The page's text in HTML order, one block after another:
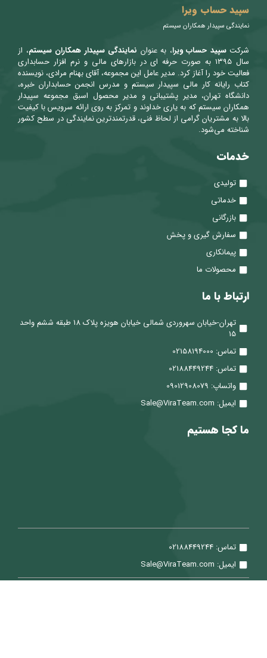
سپید حساب ویرا
نمایندگی سپیدار همکاران سیستم
شرکتسپید حساب ویرا، به عنوان نمایندگی سپیدار همکاران سیستم، از
سال ۱۳۹۵ به صورت حرفه ای در بازارهای مالی و نرم افزار حسابداری
فعالیت خود را آغاز کرد. مدیر عامل این مجموعه، آقای بهنام مرادی، نویسنده
کتاب رایانه کار مالی سپیدار سیستم و مدرس انجمن حسابداران خبره،
دانشگاه تهران، مدیر پشتیبانی و مدیر محصول اسبق مجموعه سپیدار
همکاران سیستم که به یاری خداوند و تمرکز به روی ارائه سرویس با کیفیت
بالا به مشتریان گرامی از لحاظ فنی، قدرتمندترین نمایندگی در سطح کشور
شناخته می‌شود.
خدمات
تولیدی
خدماتی
بازرگانی
سفارش گیری و پخش
پیمانکاری
محصولات ما
ارتباط با ما
تهران-خیابان سهروردی شمالی خیابان هویزه پلاک 18 طبقه ششم واحد
15
تماس: 02158194000
تماس: 02188449244
واتساپ: 09012908079
ایمیل: Sale@ViraTeam.com
ما کجا هستیم
تماس: 02188449244
ایمیل: Sale@ViraTeam.com